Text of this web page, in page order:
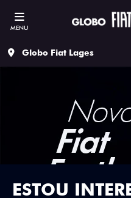
MENU
Globo Fiat Lages
ESTOU